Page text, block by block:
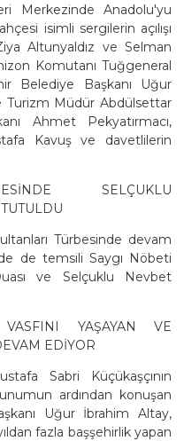
Merkezinde Anadolu'yu
isimli sergilerin açılışı
Altunyaldız ve Selman
Komutanı Tuğgeneral
Belediye Başkanı Uğur
Turizm Müdür Abdülsettar
Ahmet Pekyatırmacı,
Kavuş ve davetlilerin
SELÇUKLU
Türbesinde devam
de temsili Saygı Nöbeti
ve Selçuklu Nevbet
VASFINI YAŞAYAN VE
EDİYOR
Sabri Küçükaşçının
ardından konuşan
Uğur İbrahim Altay,
fazla başşehirlik yapan